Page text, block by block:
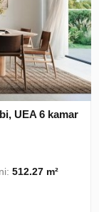
UEA 6 kamar
512.27 m²